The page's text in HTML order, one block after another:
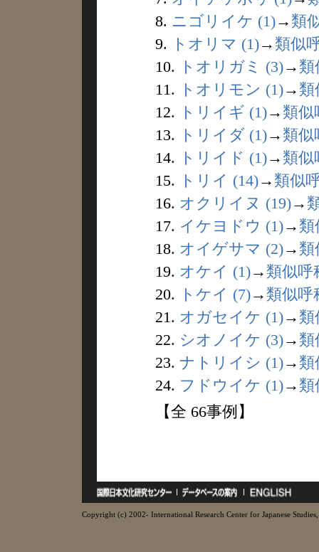
8. ニゴリイケ (1)→ 類
9.
トオリマ (1)→ 類似
10.
トオリガミ (3)→ 類
11.
トオリモン (1)→ 類
12.
トリイギ (1)→ 類似
13.
トリイダ (1)→ 類似
14.
トリイド (1)→ 類似
15.
トリイ (14)→ 類似
16. オクリイヌ (19)→
17. イケヨドウ (1)→ 類
18. オイゲサマ (2)→ 類
19. オケイ (1)→ 類似呼
20.
トケイ (7)→ 類似呼
21. オガセイケ (1)→ 類
22. シオノイケ (3)→ 類
23. ナトリイシ (1)→ 類
24. フドウイケ (1)→ 類
【全 66事例】
Copyright (c) 2002- International Research Center for Japanese